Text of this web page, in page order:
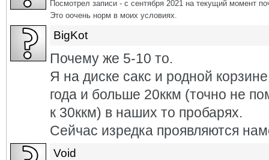
Посмотрел записи - с сентября 2021 на текущий момент
Это оочень норм в моих условиях.
BigKot
Почему же 5-10 то.
Я на диске сакс и родной
года и больше 20ккм (точно не
к 30ккм) в наших то пробарях.
Сейчас изредка проявляются
Void